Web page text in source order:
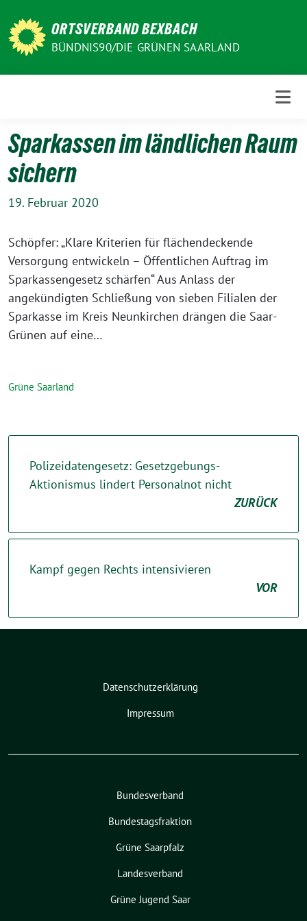
zum
Inhalt
ORTSVERBAND BEXBACH
BÜNDNIS90/DIE GRÜNEN SAARLAND
Sparkassen im ländlichen Raum
sichern
19. Februar 2020
Schöpfer: „Klare Kriterien für flächendeckende
Versorgung entwickeln – Öffentlichen Auftrag im
Sparkassengesetz schärfen“ Aus Anlass der
angekündigten Schließung von sieben Filialen der
Sparkasse im Kreis Neunkirchen drängen die Saar-
Grünen auf eine…
Grüne Saarland
Polizeidatengesetz: Gesetzgebungs-
Aktionismus lindert Personalnot nicht
ZURÜCK
Kampf gegen Rechts intensivieren
VOR
Datenschutzerklärung
Impressum
Bundesverband
Bundestagsfraktion
Grüne Saarpfalz
Landesverband
Grüne Jugend Saar